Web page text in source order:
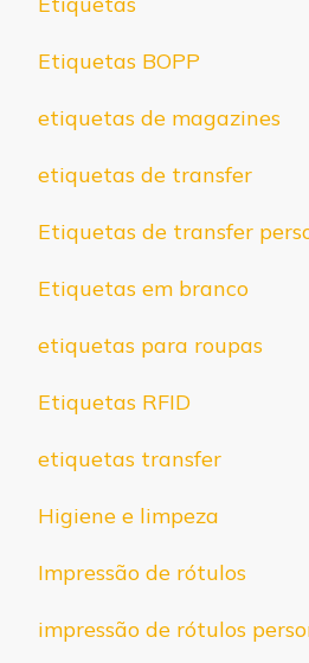
Etiquetas BOPP
etiquetas de magazines
etiquetas de transfer
Etiquetas de transfer
Etiquetas em branco
etiquetas para roupas
Etiquetas RFID
etiquetas transfer
Higiene e limpeza
Impressão de rótulos
impressão de rótulos